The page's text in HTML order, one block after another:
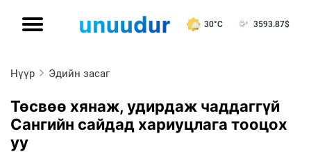
30°C 3593.87$
Нүүр Эдийн засаг
Төсвөө хянаж, удирдаж чаддаггүй
Сангийн сайдад хариуцлага тооцох
уу